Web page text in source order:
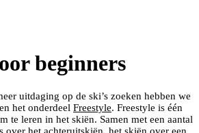
beginners
uitdaging op de ski’s zoeken hebben we
het onderdeel Freestyle. Freestyle is één
te leren in het skiën. Samen met een aantal